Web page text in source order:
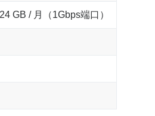
GB / 月（1Gbps端口）